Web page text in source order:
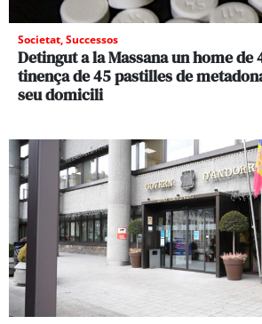
Societat,Successos
Detingut a la Massana un home de
tinença de 45 pastilles de
seu domicili